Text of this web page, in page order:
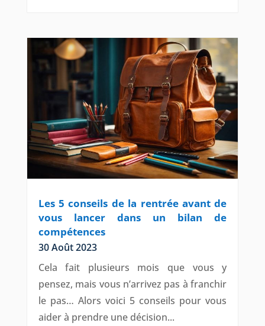
Les 5 conseils de la rentrée avant de
vous lancer dans un bilan de
compétences
30 Août 2023
Cela fait plusieurs mois que vous y
pensez, mais vous n’arrivez pas à franchir
le pas… Alors voici 5 conseils pour vous
aider à prendre une décision...